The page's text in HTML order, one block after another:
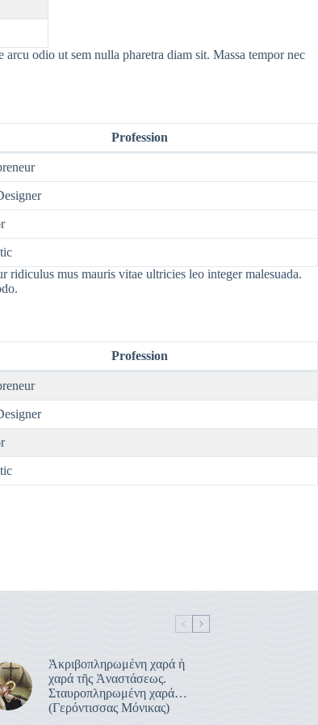
arcu odio ut sem nulla pharetra diam sit. Massa tempor nec
Profession
ridiculus mus mauris vitae ultricies leo integer malesuada.
Profession
Ἀκριβοπληρωμένη χαρά ἡ
χαρά τῆς Ἀναστάσεως.
Σταυροπληρωμένη χαρά…
(Γερόντισσας Μόνικας)